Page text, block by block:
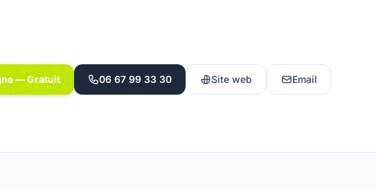
— Gratuit 06 67 99 33 30 Site web Email